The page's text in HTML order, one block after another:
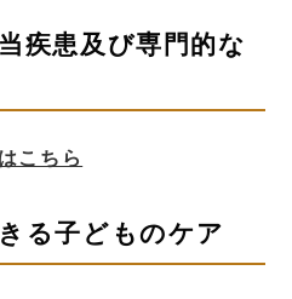
疾患及び専門的な
こちら
る子どものケア